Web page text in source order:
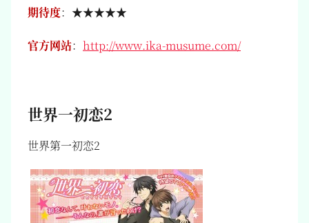
期待度：★★★★★
官方网站： http://www.ika-musume.com/
世界一初恋2
世界第一初恋2